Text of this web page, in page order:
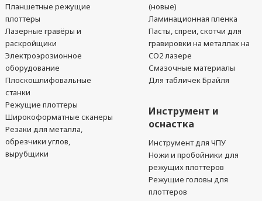
Планшетные режущие
плоттеры
Лазерные гравёры и
раскройщики
Электроэрозионное
оборудование
Плоскошлифовальные
станки
Режущие плоттеры
Широкоформатные сканеры
Резаки для металла,
обрезчики углов,
вырубщики
(новые)
Ламинационная пленка
Пасты, спреи, скотчи для
гравировки на металлах на
CO2 лазере
Смазочные материалы
Для табличек Брайля
Инструмент и
оснастка
Инструмент для ЧПУ
Ножи и пробойники для
режущих плоттеров
Режущие головы для
плоттеров